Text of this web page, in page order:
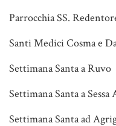
Parrocchia SS.
Santi Medici Cosma e
Settimana Santa a Ruvo
Settimana Santa a
Settimana Santa ad